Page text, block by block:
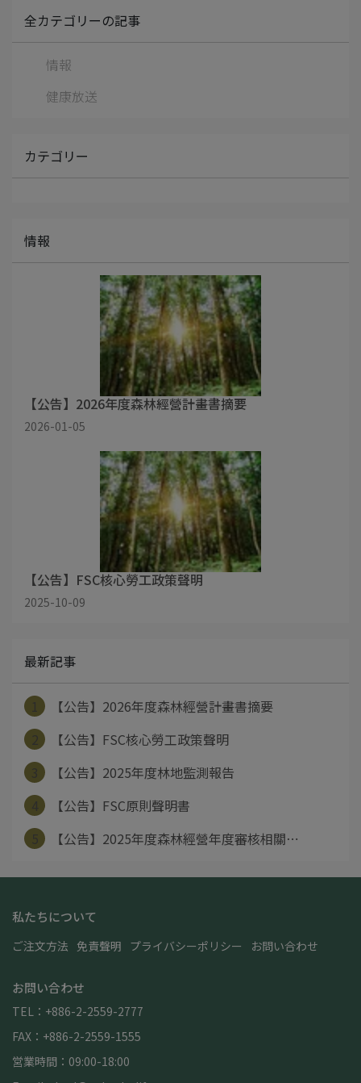
全カテゴリーの記事
情報
健康放送
カテゴリー
情報
【公告】2026年度森林經營計畫書摘要
2026-01-05
【公告】FSC核心勞工政策聲明
2025-10-09
最新記事
【公告】2026年度森林經營計畫書摘要
【公告】FSC核心勞工政策聲明
【公告】2025年度林地監測報告
【公告】FSC原則聲明書
【公告】2025年度森林經營年度審核相關⋯
私たちについて
ご注文方法 免責聲明 プライバシーポリシー お問い合わせ
お問い合わせ
TEL：+886-2-2559-2777
FAX：+886-2-2559-1555
営業時間：09:00-18:00